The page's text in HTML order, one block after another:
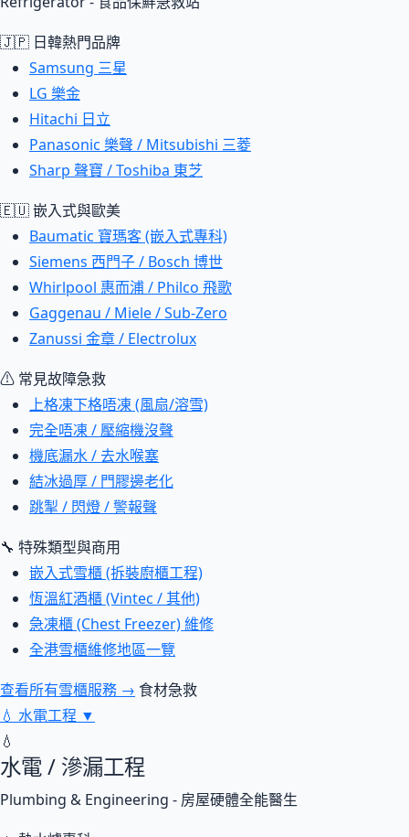
🇯🇵 日韓熱門品牌
Samsung 三星
LG 樂金
Hitachi 日立
Panasonic 樂聲 / Mitsubishi 三菱
Sharp 聲寶 / Toshiba 東芝
🇪🇺 嵌入式與歐美
Baumatic 寶瑪客 (嵌入式專科)
Siemens 西門子 / Bosch 博世
Whirlpool 惠而浦 / Philco 飛歌
Gaggenau / Miele / Sub-Zero
Zanussi 金章 / Electrolux
⚠ 常見故障急救
上格凍下格唔凍 (風扇/溶雪)
完全唔凍 / 壓縮機沒聲
機底漏水 / 去水喉塞
結冰過厚 / 門膠邊老化
跳掣 / 閃燈 / 警報聲
🔧 特殊類型與商用
嵌入式雪櫃 (拆裝廚櫃工程)
恆溫紅酒櫃 (Vintec / 其他)
急凍櫃 (Chest Freezer) 維修
全港雪櫃維修地區一覽
查看所有雪櫃服務 → 食材急救
💧 水電工程 ▼
💧
水電 / 滲漏工程
Plumbing & Engineering - 房屋硬體全能醫生